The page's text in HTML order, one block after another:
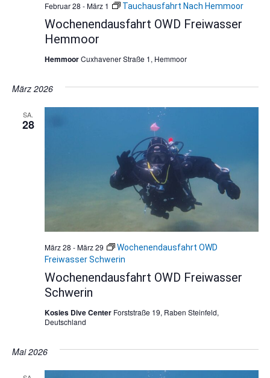
Wochenendausfahrt OWD Freiwasser
Hemmoor
Februar 28 -März 1 Tauchausfahrt Nach Hemmoor
HemmoorCuxhavener Straße 1, Hemmoor
März 2026
SA.
28
Wochenendausfahrt OWD Freiwasser
Schwerin
März 28 -März 29
Wochenendausfahrt OWD
Freiwasser Schwerin
Kosies Dive Center Forststraße 19, Raben Steinfeld,
Deutschland
Mai 2026